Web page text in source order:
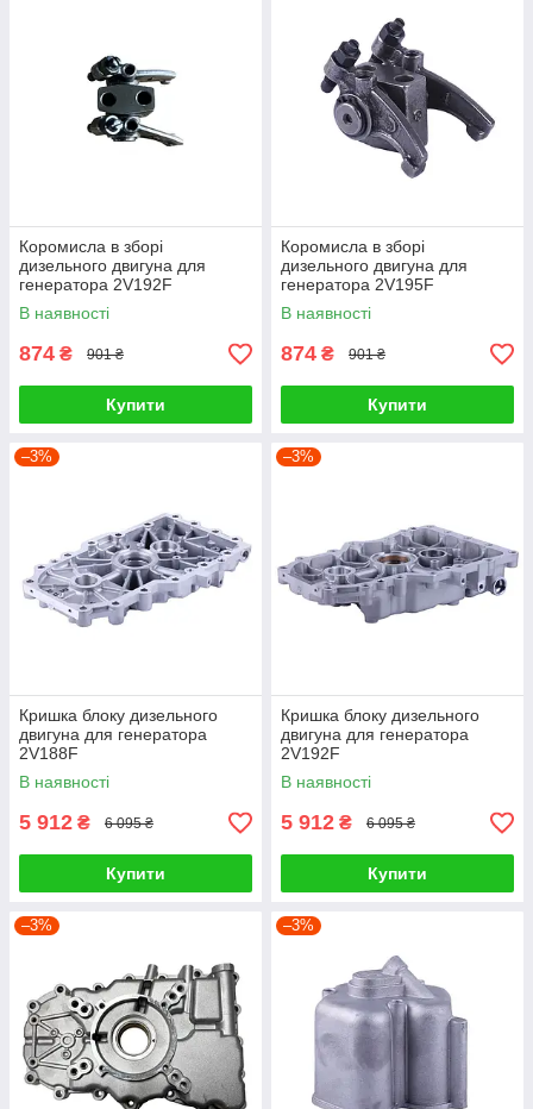
Коромисла в зборі
дизельного двигуна для
генератора 2V192F
В наявності
874 ₴ 901 ₴
Купити
Коромисла в зборі
дизельного двигуна для
генератора 2V195F
В наявності
874 ₴ 901 ₴
Купити
–3%
Кришка блоку дизельного
двигуна для генератора
2V188F
В наявності
5 912 ₴ 6 095 ₴
Купити
–3%
Кришка блоку дизельного
двигуна для генератора
2V192F
В наявності
5 912 ₴ 6 095 ₴
Купити
–3% –3%